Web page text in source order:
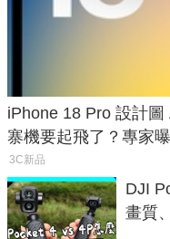
iPhone 18 Pro 設計
寨機要起飛了？專家
3C新品
DJI
畫質